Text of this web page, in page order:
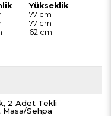
Yükseklik
77 cm
77 cm
62 cm
2 Adet Tekli
Sehpa